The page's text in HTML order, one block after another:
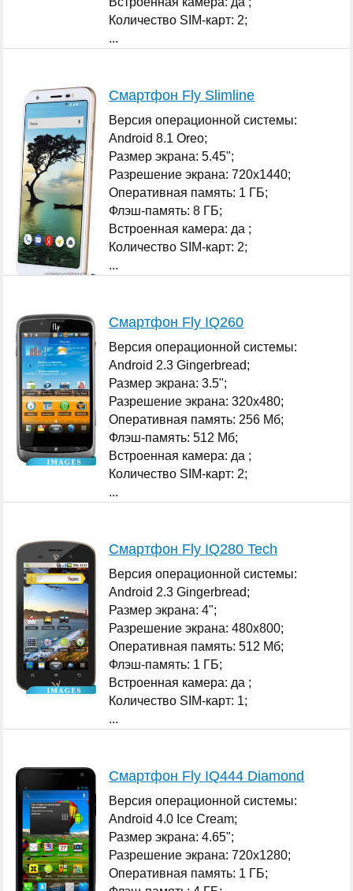
Количество SIM-карт: 2;
...
Смартфон Fly Slimline
Версия операционной системы:
Android 8.1 Oreo;
Размер экрана: 5.45";
Разрешение экрана: 720x1440;
Оперативная память: 1 ГБ;
Флэш-память: 8 ГБ;
Встроенная камера: да ;
Количество SIM-карт: 2;
...
Смартфон Fly IQ260
Версия операционной системы:
Android 2.3 Gingerbread;
Размер экрана: 3.5";
Разрешение экрана: 320x480;
Оперативная память: 256 Мб;
Флэш-память: 512 Мб;
Встроенная камера: да ;
Количество SIM-карт: 2;
...
Смартфон Fly IQ280 Tech
Версия операционной системы:
Android 2.3 Gingerbread;
Размер экрана: 4";
Разрешение экрана: 480x800;
Оперативная память: 512 Мб;
Флэш-память: 1 ГБ;
Встроенная камера: да ;
Количество SIM-карт: 1;
...
Смартфон Fly IQ444 Diamond
Версия операционной системы:
Android 4.0 Ice Cream;
Размер экрана: 4.65";
Разрешение экрана: 720x1280;
Оперативная память: 1 ГБ;